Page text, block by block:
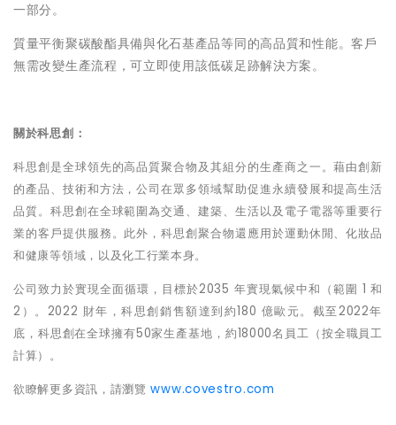
一部分。
質量平衡聚碳酸酯具備與化石基產品等同的高品質和性能。客戶
無需改變生產流程，可立即使用該低碳足跡解決方案。
關於科思創：
科思創是全球領先的高品質聚合物及其組分的生產商之一。藉由創新
的產品、技術和方法，公司在眾多領域幫助促進永續發展和提高生活
品質。科思創在全球範圍為交通、建築、生活以及電子電器等重要行
業的客戶提供服務。此外，科思創聚合物還應用於運動休閒、化妝品
和健康等領域，以及化工行業本身。
公司致力於實現全面循環，目標於2035 年實現氣候中和（範圍 1和
2 ）。 2022 財年，科思創銷售額達到約180 億歐元。截至2022年
底，科思創在全球擁有50家生產基地，約18000名員工（按全職員工
計算）。
欲瞭解更多資訊，請瀏覽 www.covestro.com